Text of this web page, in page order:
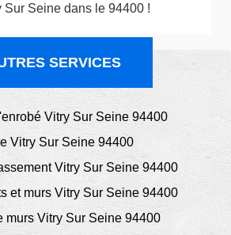
Sur Seine dans le 94400 !
SERVICES
Vitry Sur Seine 94400
Vitry Sur Seine 94400
Vitry Sur Seine 94400
et murs Vitry Sur Seine 94400
murs Vitry Sur Seine 94400